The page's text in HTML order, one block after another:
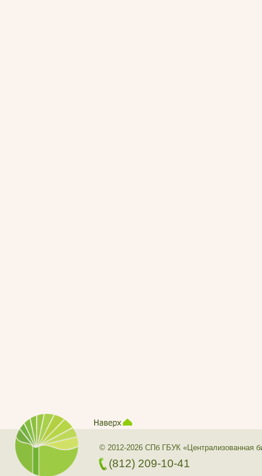
© 2012-2026 СПб ГБУК «Централизованная
(812) 209-10-41